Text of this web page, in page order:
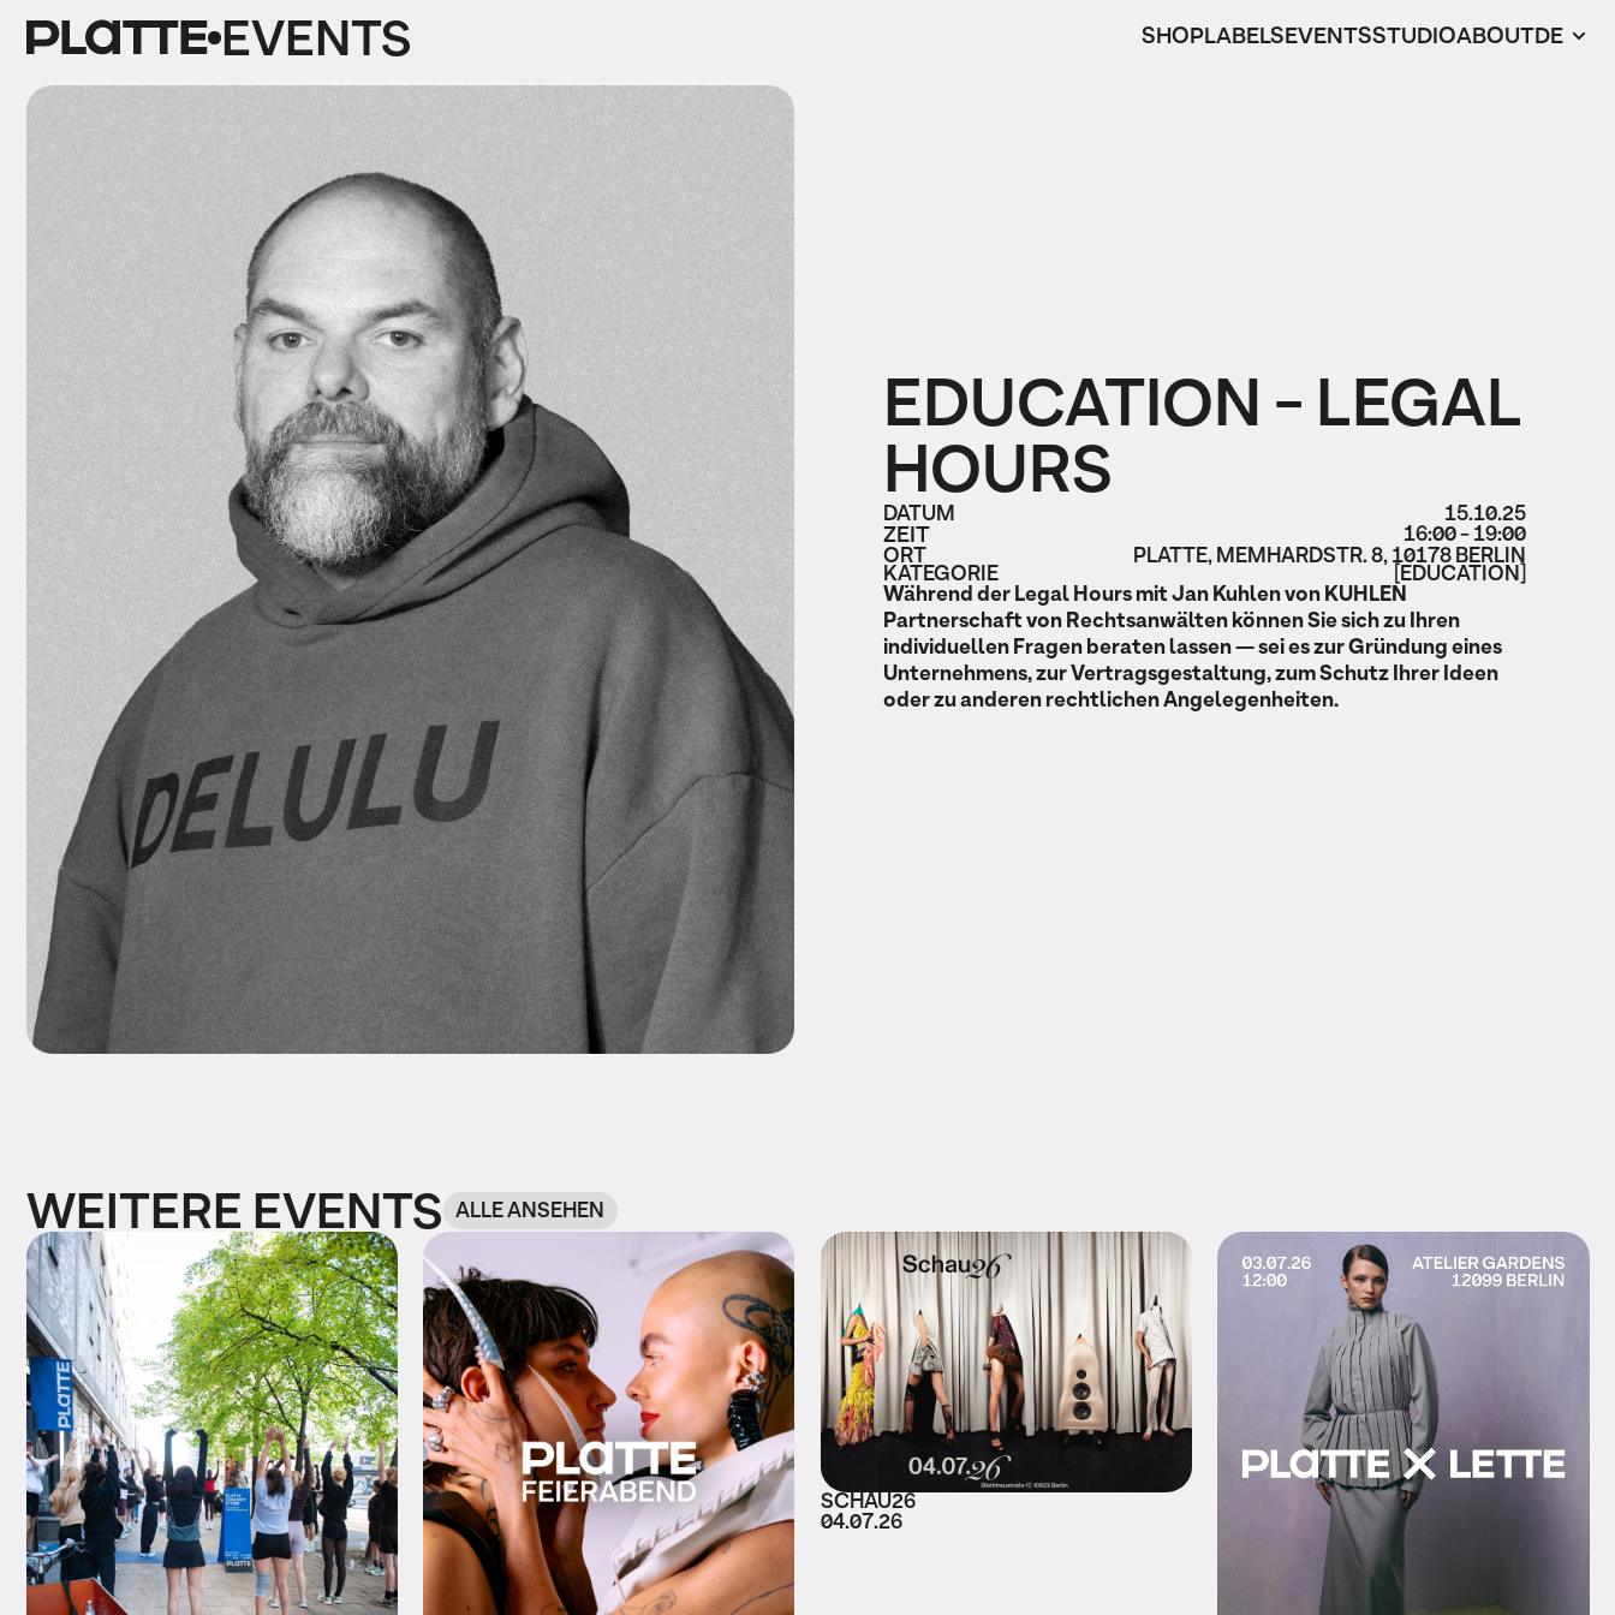
EVENTS SHOPLABELSEVENTSSTUDIOABOUTDE
EDUCATION - LEGAL
HOURS
DATUM 15.10.25
ZEIT 16:00 - 19:00
ORT PLATTE, MEMHARDSTR. 8, 10178 BERLIN
KATEGORIE [EDUCATION]
Während der Legal Hours mit Jan Kuhlen von KUHLEN
Partnerschaft von Rechtsanwälten können Sie sich zu Ihren
individuellen Fragen beraten lassen — sei es zur Gründung eines
Unternehmens, zur Vertragsgestaltung, zum Schutz Ihrer Ideen
oder zu anderen rechtlichen Angelegenheiten.
WEITERE EVENTS ALLE ANSEHEN
SCHAU26
04.07.26